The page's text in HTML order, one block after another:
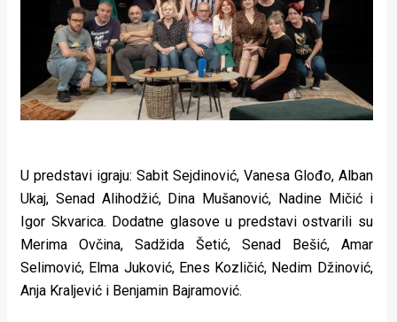
U predstavi igraju: Sabit Sejdinović, Vanesa Glođo, Alban
Ukaj, Senad Alihodžić, Dina Mušanović, Nadine Mičić i
Igor Skvarica. Dodatne glasove u predstavi ostvarili su
Merima Ovčina, Sadžida Šetić, Senad Bešić, Amar
Selimović, Elma Juković, Enes Kozličić, Nedim Džinović,
Anja Kraljević i Benjamin Bajramović.